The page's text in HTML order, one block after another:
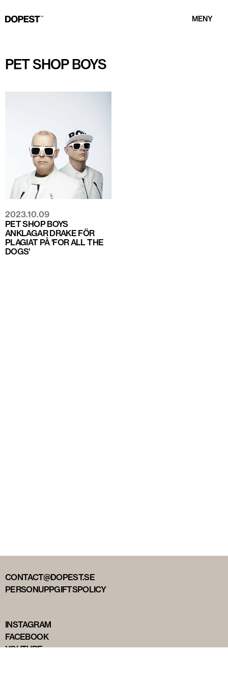
MENY
PET SHOP BOYS
2023.10.09
PET SHOP BOYS
ANKLAGAR DRAKE FÖR
PLAGIAT PÅ 'FOR ALL THE
DOGS'
CONTACT@DOPEST.SE
PERSONUPPGIFTSPOLICY
INSTAGRAM
FACEBOOK
YOUTUBE